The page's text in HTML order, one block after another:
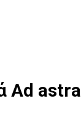
Ad astra